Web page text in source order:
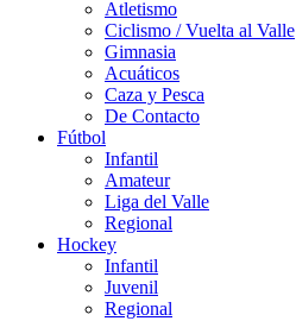
Atletismo
Ciclismo / Vuelta al Valle
Gimnasia
Acuáticos
Caza y Pesca
De Contacto
Fútbol
Infantil
Amateur
Liga del Valle
Regional
Hockey
Infantil
Juvenil
Regional